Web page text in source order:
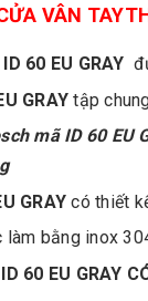
VÂN
60 EU GRAY
GRAYtập
mã ID 60 EU
GRAY có thiết
làm bằng inox
60 EU GRAY